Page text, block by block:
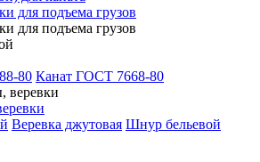
для подъема грузов
для подъема грузов
80 Канат ГОСТ 7668-80
Веревка джутовая Шнур бельевой